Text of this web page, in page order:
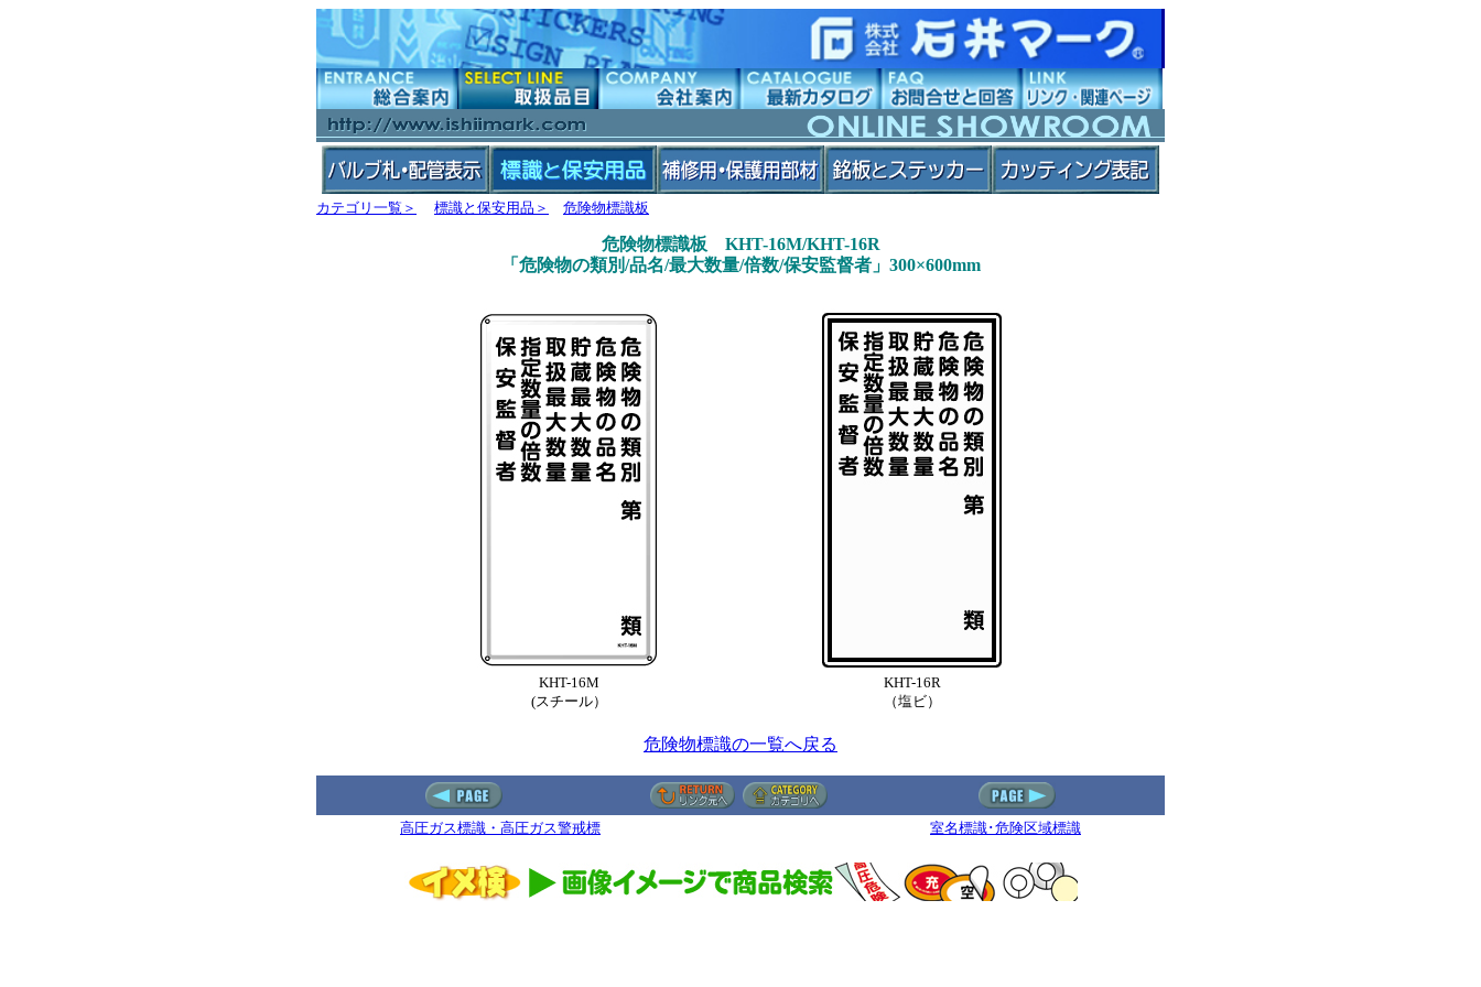
カテゴリ一覧＞ 標識と保安用品＞ 危険物標識板
危険物標識板 KHT-16M/KHT-16R
「危険物の類別/品名/最大数量/倍数/保安監督者」300×600mm
KHT-16M
(スチール）
KHT-16R
（塩ビ）
危険物標識の一覧へ戻る
高圧ガス標識・高圧ガス警戒標 室名標識･危険区域標識